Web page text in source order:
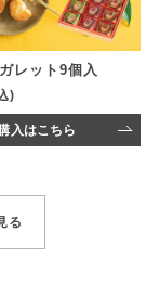
レット9個入
)
入はこちら
る